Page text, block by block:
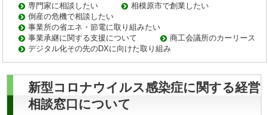
専門家に相談したい
相模原市で創業したい
倒産の危機で相談したい
事業所の省エネ・節電に取り組みたい
事業承継に関する支援について
商工会議所のカーリース
デジタル化その先のDXに向けた取り組み
新型コロナウイルス感染症に関する経営
相談窓口について